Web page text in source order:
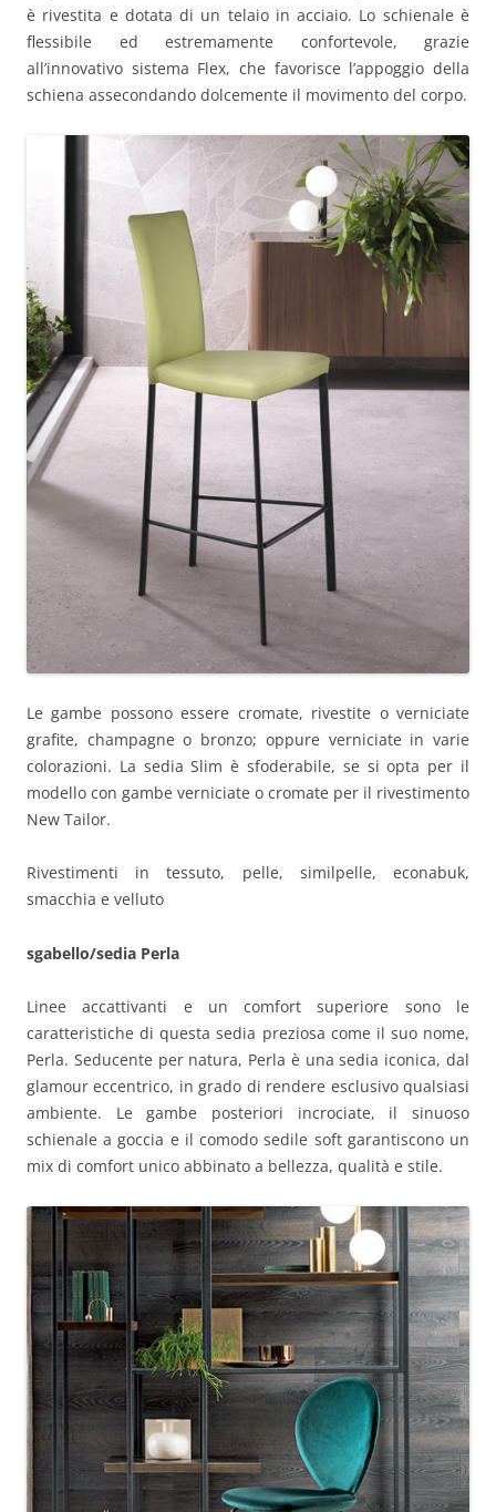
è rivestita e dotata di un telaio in acciaio. Lo schienale è
flessibile ed estremamente confortevole, grazie
all’innovativo sistema Flex, che favorisce l’appoggio della
schiena assecondando dolcemente il movimento del corpo.
Le gambe possono essere cromate, rivestite o verniciate
grafite, champagne o bronzo; oppure verniciate in varie
colorazioni. La sedia Slim è sfoderabile, se si opta per il
modello con gambe verniciate o cromate per il rivestimento
New Tailor.
Rivestimenti in tessuto, pelle, similpelle, econabuk,
smacchia e velluto
sgabello/sedia Perla
Linee accattivanti e un comfort superiore sono le
caratteristiche di questa sedia preziosa come il suo nome,
Perla. Seducente per natura, Perla è una sedia iconica, dal
glamour eccentrico, in grado di rendere esclusivo qualsiasi
ambiente. Le gambe posteriori incrociate, il sinuoso
schienale a goccia e il comodo sedile soft garantiscono un
mix di comfort unico abbinato a bellezza, qualità e stile.